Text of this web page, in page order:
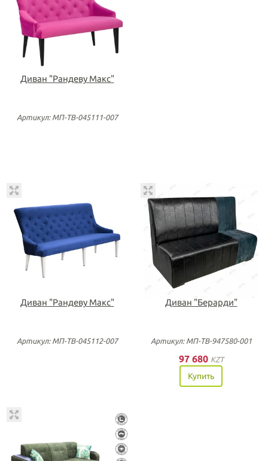
Диван "Рандеву Макс"
Артикул: МП-ТВ-045111-007
Диван "Рандеву Макс"
Артикул: МП-ТВ-045112-007
Диван "Берарди"
Артикул: МП-ТВ-947580-001
97 680 KZT
Купить